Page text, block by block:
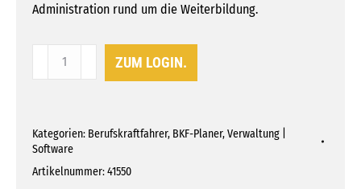
Administration rund um die Weiterbildung.
Menge
ZUM LOGIN.
Kategorien: Berufskraftfahrer, BKF-Planer,Verwaltung |
Software
Artikelnummer:41550